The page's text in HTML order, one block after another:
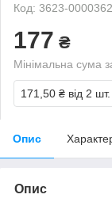
Код: 3623-
177 ₴
Мінімальна сума
171,50 ₴ від 2 шт.
Опис
Опис